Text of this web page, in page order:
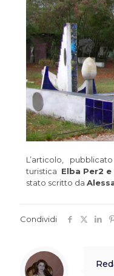
L’articolo,
turistica Elba Per2
stato scritto da
Condividi